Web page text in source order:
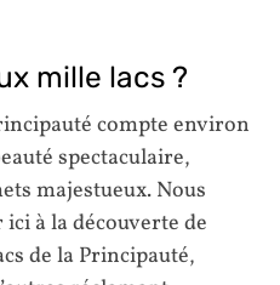
mille lacs ?
compte environ
spectaculaire,
majestueux. Nous
à la découverte de
de la Principauté,